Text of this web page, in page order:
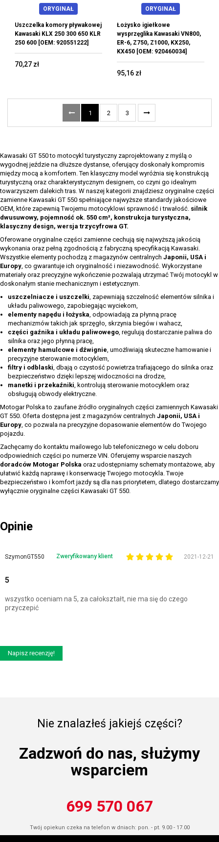
ORYGINAŁ
Uszczelka komory pływakowej
Kawasaki KLX 250 300 650 KLR
250 600 [OEM: 920551222]
70,27 zł
ORYGINAŁ
Łożysko igiełkowe
wysprzęglika Kawasaki VN800,
ER-6, Z750, Z1000, KX250,
KX450 [OEM: 920460034]
95,16 zł
1 2 3
Kawasaki GT 550 to motocykl turystyczny zaprojektowany z myślą o
wygodnej jeździe na dłuższe dystanse, oferujący doskonały kompromis
między mocą a komfortem. Ten klasyczny model wyróżnia się konstrukcją
turystyczną oraz charakterystycznym designem, co czyni go idealnym
towarzyszem dalekich tras. W naszej kategorii znajdziesz oryginalne części
zamienne Kawasaki GT 550 spełniające najwyższe standardy jakościowe
OEM, które zapewnią Twojemu motocyklowi sprawność i trwałość. silnik
dwusuwowy, pojemność ok. 550 cm³, konstrukcja turystyczna,
klasyczny design, wersja trzycyfrowa GT.
Oferowane oryginalne części zamienne cechują się najwyższą jakością
wykonania oraz pełną zgodnością z fabryczną specyfikacją Kawasaki.
Wszystkie elementy pochodzą z magazynów centralnych Japonii, USA i
Europy, co gwarantuje ich oryginalność i niezawodność. Wykorzystane
materiały oraz precyzyjne wykończenie pozwalają utrzymać Twój motocykl w
doskonałym stanie mechanicznym i estetycznym.
uszczelniacze i uszczelki, zapewniają szczelność elementów silnika i
układu paliwowego, zapobiegając wyciekom,
elementy napędu i łożyska, odpowiadają za płynną pracę
mechanizmów takich jak sprzęgło, skrzynia biegów i wahacz,
części gaźnika i układu paliwowego, regulują dostarczanie paliwa do
silnika oraz jego płynną pracę,
elementy hamulcowe i dźwignie, umożliwiają skuteczne hamowanie i
precyzyjne sterowanie motocyklem,
filtry i odblaski, dbają o czystość powietrza trafiającego do silnika oraz
bezpieczeństwo dzięki lepszej widoczności na drodze,
manetki i przekaźniki, kontrolują sterowanie motocyklem oraz
obsługują obwody elektryczne.
Motogar Polska to zaufane źródło oryginalnych części zamiennych Kawasaki
GT 550. Oferta dostępna jest z magazynów centralnych Japonii, USA i
Europy, co pozwala na precyzyjne dopasowanie elementów do Twojego
pojazdu.
Zachęcamy do kontaktu mailowego lub telefonicznego w celu doboru
odpowiednich części po numerze VIN. Oferujemy wsparcie naszych
doradców Motogar Polska oraz udostępniamy schematy montażowe, aby
ułatwić każdą naprawę i konserwację Twojego motocykla. Twoje
bezpieczeństwo i komfort jazdy są dla nas priorytetem, dlatego dostarczamy
wyłącznie oryginalne części Kawasaki GT 550.
Opinie
SzymonGT550 Zweryfikowany klient 2021-12-21
5
wszystko oceniam na 5, za całokształt, nie ma się do czego
przyczepić
Napisz recenzję!
Nie znalazłeś jakiejś części?
Zadzwoń do nas, służymy
wsparciem
699 570 067
Twój opiekun czeka na telefon w dniach: pon. - pt. 9.00 - 17.00